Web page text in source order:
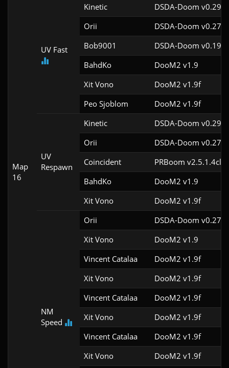
Map
16
UV Fast
Kinetic
DSDA-Doom
Orii
DSDA-Doom
Bob9001
DSDA-Doom
BahdKo
DooM2 v1.9
Xit Vono
DooM2 v1.9f
Peo Sjoblom
DooM2 v1.9f
UV
Respawn
Kinetic
DSDA-Doom
Orii
DSDA-Doom
Coincident
PRBoom v2.5.1.4cl4
BahdKo
DooM2 v1.9
Xit Vono
DooM2 v1.9f
NM
Speed
Orii
DSDA-Doom
Xit Vono
DooM2 v1.9
Vincent Catalaa
DooM2 v1.9f
Xit Vono
DooM2 v1.9f
Vincent Catalaa
DooM2 v1.9f
Xit Vono
DooM2 v1.9f
Vincent Catalaa
DooM2 v1.9f
Xit Vono
DooM2 v1.9f